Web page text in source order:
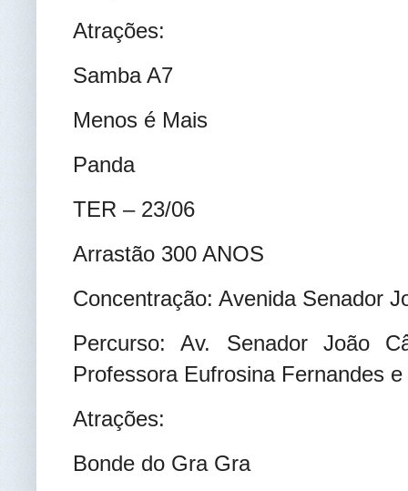
Atrações:
Samba A7
Menos é Mais
Panda
TER – 23/06
Arrastão 300 ANOS
Concentração: Avenida Senador
Percurso: Av. Senador João
Professora Eufrosina Fernandes
Atrações:
Bonde do Gra Gra